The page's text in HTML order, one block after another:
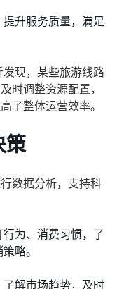
升服务质量，满足
现，某些旅游线路
时调整资源配置，
了整体运营效率。
策
数据分析，支持科
为、消费习惯，了
略。
解市场趋势，及时